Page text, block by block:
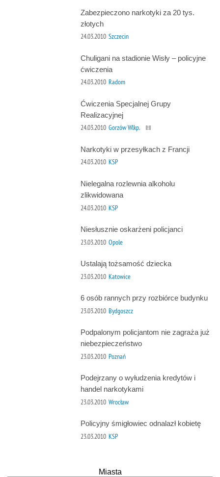
Zabezpieczono narkotyki za 20 tys.
złotych
24.03.2010 Szczecin
Chuligani na stadionie Wisły – policyjne
ćwiczenia
24.03.2010 Radom
Ćwiczenia Specjalnej Grupy
Realizacyjnej
24.03.2010 Gorzów Wlkp.
Narkotyki w przesyłkach z Francji
24.03.2010 KSP
Nielegalna rozlewnia alkoholu
zlikwidowana
24.03.2010 KSP
Niesłusznie oskarżeni policjanci
23.03.2010 Opole
Ustalają tożsamość dziecka
23.03.2010 Katowice
6 osób rannych przy rozbiórce budynku
23.03.2010 Bydgoszcz
Podpalonym policjantom nie zagraża już
niebezpieczeństwo
23.03.2010 Poznań
Podejrzany o wyłudzenia kredytów i
handel narkotykami
23.03.2010 Wrocław
Policyjny śmigłowiec odnalazł kobietę
23.03.2010 KSP
Miasta